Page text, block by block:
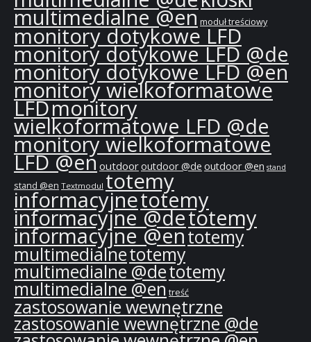
multimedialne @enmoduł treściowy
monitory dotykowe LFD
monitory dotykowe LFD @de
monitory dotykowe LFD @en
monitory wielkoformatowe
LFDmonitory
wielkoformatowe LFD @de
monitory wielkoformatowe
LFD @en outdooroutdoor @de outdoor @en stand
stand @en Textmodul totemy
informacyjnetotemy
informacyjne @detotemy
informacyjne @entotemy
multimedialnetotemy
multimedialne @detotemy
multimedialne @entreść
zastosowanie wewnętrzne
zastosowanie wewnętrzne @de